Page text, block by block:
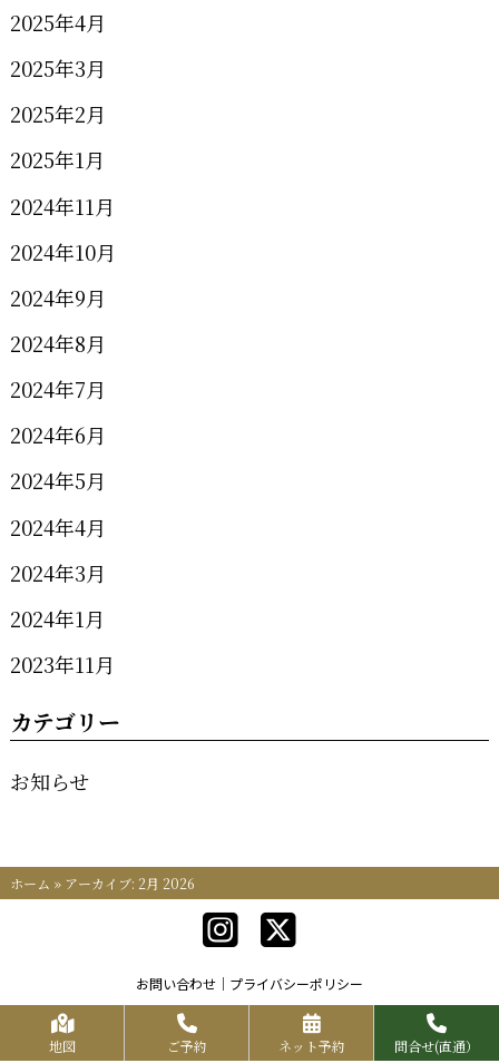
2025年4月
2025年3月
2025年2月
2025年1月
2024年11月
2024年10月
2024年9月
2024年8月
2024年7月
2024年6月
2024年5月
2024年4月
2024年3月
2024年1月
2023年11月
カテゴリー
お知らせ
ホーム » アーカイブ: 2月 2026
お問い合わせ プライバシーポリシー
Copyrights KR FOOD SERVICE All Rights Reserved.
地図 ご予約 ネット予約 問合せ(直通）